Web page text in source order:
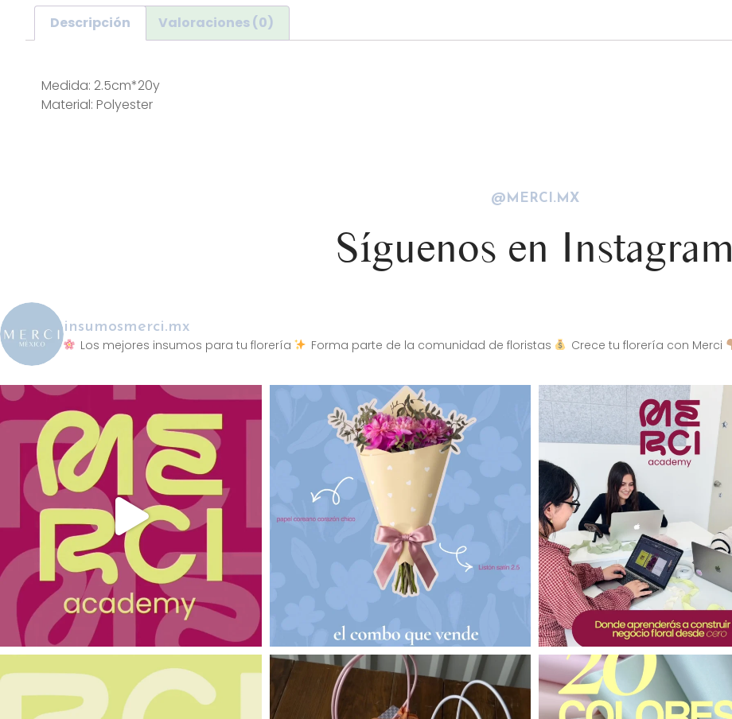
Descripción Valoraciones (0)
Medida: 2.5cm*20y
Material: Polyester
@MERCI.MX
Síguenos en Instagram
insumosmerci.mx
Los mejores insumos para tu florería
Forma parte de la comunidad de floristas Crece tu florería con Merci